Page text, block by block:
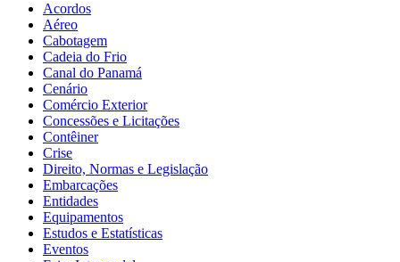
Acordos
Aéreo
Cabotagem
Cadeia do Frio
Canal do Panamá
Cenário
Comércio Exterior
Concessões e Licitações
Contêiner
Crise
Direito, Normas e Legislação
Embarcações
Entidades
Equipamentos
Estudos e Estatísticas
Eventos